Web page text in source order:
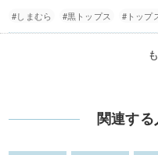
#しまむら #黒トップス #トップ
関連す